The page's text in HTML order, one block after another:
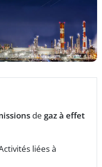
de gaz à effet
liées à